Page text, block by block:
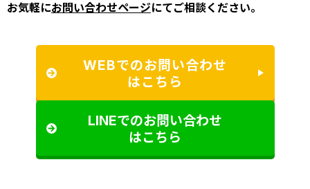
お気軽にお問い合わせページにてご相談ください。
WEBでのお問い合わせ
はこちら
LINEでのお問い合わせ
はこちら